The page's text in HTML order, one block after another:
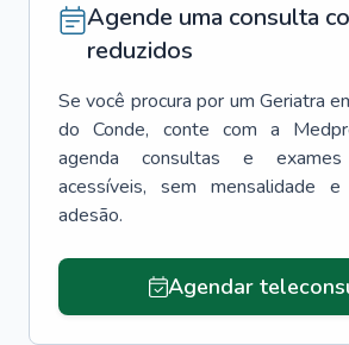
Agende uma consulta
reduzidos
Se você procura por um Geriatra
do Conde, conte com a
agenda consultas e
acessíveis, sem mensalidade
adesão.
Agendar